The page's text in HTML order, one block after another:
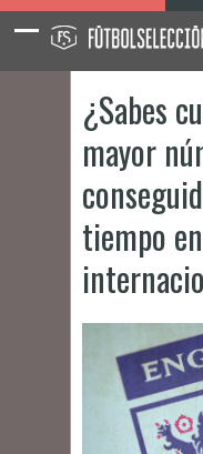
¿Sabes
mayor
tiempo